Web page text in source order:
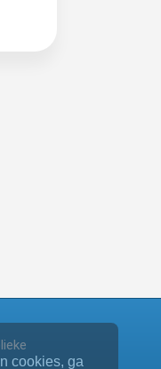
cookies, ga